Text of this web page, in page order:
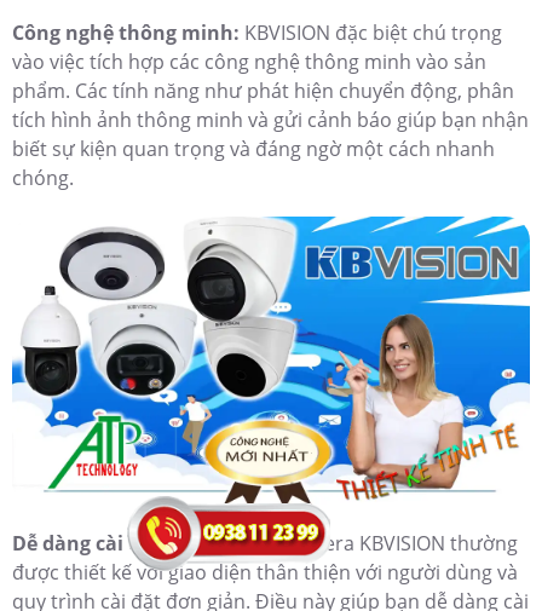
Công nghệ thông minh: KBVISION đặc biệt chú trọng
vào việc tích hợp các công nghệ thông minh vào sản
phẩm. Các tính năng như phát hiện chuyển động, phân
tích hình ảnh thông minh và gửi cảnh báo giúp bạn nhận
biết sự kiện quan trọng và đáng ngờ một cách nhanh
chóng.
Dễ dàng cài đặt và sử dụng:Camera KBVISION thường
được thiết kế với giao diện thân thiện với người dùng và
quy trình cài đặt đơn giản. Điều này giúp bạn dễ dàng cài